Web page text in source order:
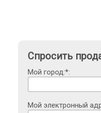
Спросить
Мой город:*:
Мой электронный